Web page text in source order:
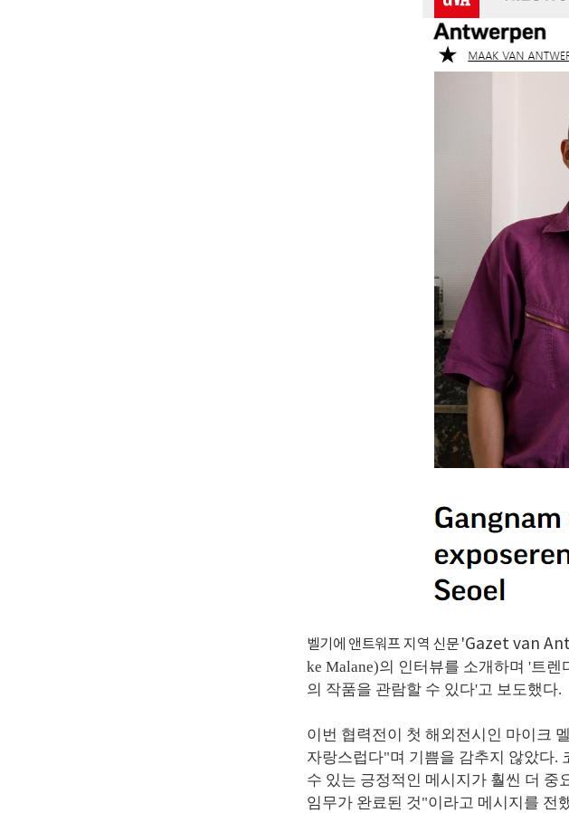
벨기에 앤트워프 지역 신문 'Gazet van
ke Malane)의 인터뷰를 소개하며 '트
의 작품을 관람할 수 있다'고 보도했다.
이번 협력전이 첫 해외전시인 마이크
자랑스럽다"며 기쁨을 감추지 않았다.
수 있는 긍정적인 메시지가 훨씬 더 중
임무가 완료된 것"이라고 메시지를 전